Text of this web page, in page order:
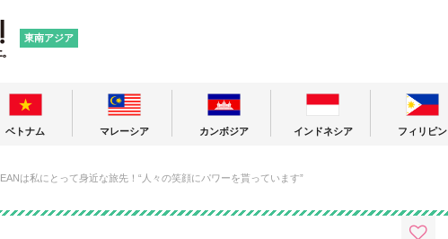
東南アジア
ベトナム マレーシア カンボジア インドネシア フィリピン
は私にとって身近な旅先！“人々の笑顔にパワーを貰っています”